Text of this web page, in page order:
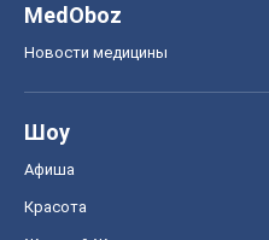
MedOboz
Новости медицины
Шоу
Афиша
Красота